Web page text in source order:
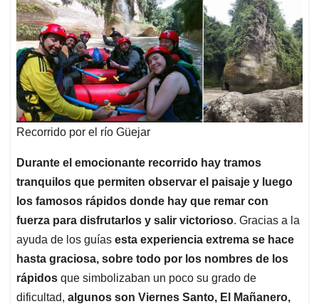
Recorrido por el río Güejar
Durante el emocionante recorrido hay tramos
tranquilos que permiten observar el paisaje y luego
los famosos rápidos donde hay que remar con
fuerza para disfrutarlos y salir victorioso. Gracias a la
ayuda de los guías esta experiencia extrema se hace
hasta graciosa, sobre todo por los nombres de los
rápidos que simbolizaban un poco su grado de
dificultad, algunos son Viernes Santo, El Mañanero,